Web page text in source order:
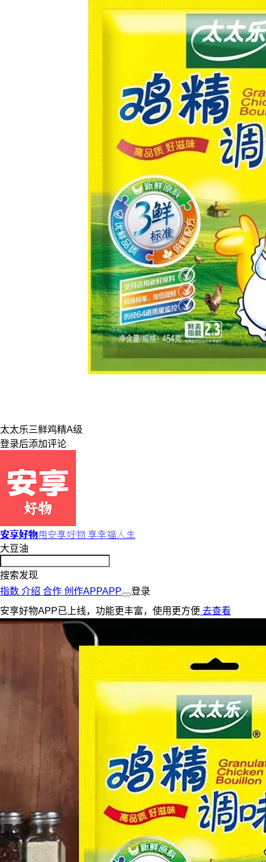
太太乐三鲜鸡精A级
登录后添加评论
安享好物用安享好物 享幸福人生
大豆油
搜索发现
指数 介绍 合作 创作APPAPP
登录
安享好物APP已上线，功能更丰富，使用更方便 去查看